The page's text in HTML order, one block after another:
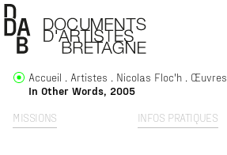
MISSIONS INFOS PRATIQUES
Accueil Artistes Nicolas Floc'h
Œuvres
In Other Words, 2005